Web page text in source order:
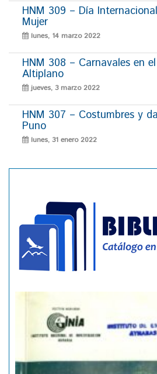
HNM 309 – Día
Mujer
lunes, 14 marzo 2022
HNM 308 – Carnavales en el
Altiplano
jueves, 3 marzo 2022
HNM 307 – Costumbres y
Puno
lunes, 31 enero 2022